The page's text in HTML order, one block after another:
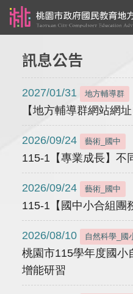
訊息公告
2027/01/31 地方輔導群
【地方輔導群網站網址
2026/09/24 藝術_國中
115-1【專業成長】不
2026/09/24 藝術_國中
115-1【國中小合組團
2026/08/10 自然科學_國
桃園市115學年度國小
增能研習